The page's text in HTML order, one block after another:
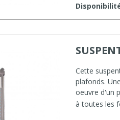
Cette
plafonds.
oeuvre d'un
à toutes les